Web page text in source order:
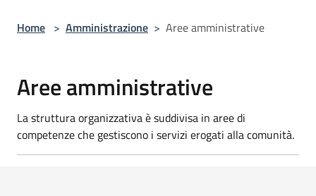
Home > Amministrazione > Aree amministrative
Aree amministrative
La struttura organizzativa è suddivisa in aree di
competenze che gestiscono i servizi erogati alla comunità.